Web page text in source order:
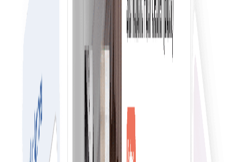
πραγματικό χρόνο για να ελέγχετε εύκολα τις δαπάνες
Ασφαλής εμπειρία για συναλλαγές
Ασφαλής εμπειρία για τις συναλλαγές και τα δεδομένα
σας με το υψηλότερο επίπεδο κρυπτογράφησης μέσω
τεχνολογίας blockchain.